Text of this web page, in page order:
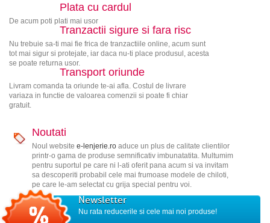
Plata cu cardul
De acum poti plati mai usor
Tranzactii sigure si fara risc
Nu trebuie sa-ti mai fie frica de tranzactiile online, acum sunt
tot mai sigur si protejate, iar daca nu-ti place produsul, acesta
se poate returna usor.
Transport oriunde
Livram comanda ta oriunde te-ai afla. Costul de livrare
variaza in functie de valoarea comenzii si poate fi chiar
gratuit.
Noutati
Noul website e-lenjerie.roaduce un plus de calitate clientilor
printr-o gama de produse semnificativ imbunatatita. Multumim
pentru suportul pe care ni l-ati oferit pana acum si va invitam
sa descoperiti probabil cele mai frumoase modele de chiloti,
pe care le-am selectat cu grija special pentru voi.
Newsletter
Nu rata reducerile si cele mai noi produse!